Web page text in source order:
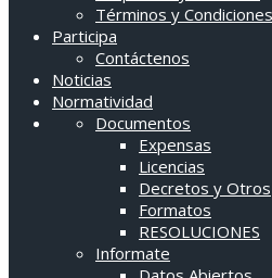
Términos y Condiciones
Participa
Contáctenos
Noticias
Normatividad
Documentos
Expensas
Licencias
Decretos y Otros
Formatos
RESOLUCIONES
Informate